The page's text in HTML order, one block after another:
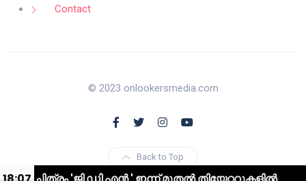
Contact
© 2023 onlookersmedia.com
Back to Top